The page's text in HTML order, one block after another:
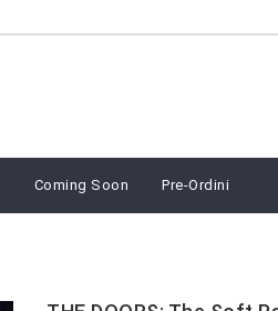
Coming Soon Pre-Ordini